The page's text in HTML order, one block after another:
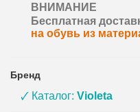
ВНИМАНИЕ
Бесплатная
на обувь из
Бренд
🗸 Каталог:Violeta